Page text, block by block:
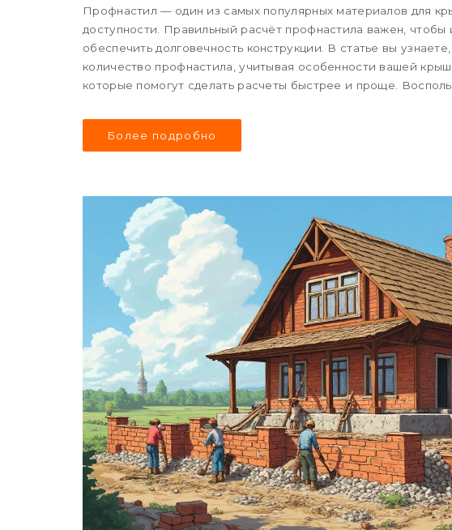
Профнастил — один из самых популярных материалов для
доступности. Правильный расчёт профнастила важен, чтобы
обеспечить долговечность конструкции. В статье вы
количество профнастила, учитывая особенности вашей
которые помогут сделать расчеты быстрее и проще.
Более подробно